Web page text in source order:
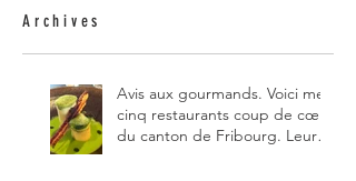
Archives
Avis aux gourmands. Voici mes
cinq restaurants coup de cœur
du canton de Fribourg. Leurs